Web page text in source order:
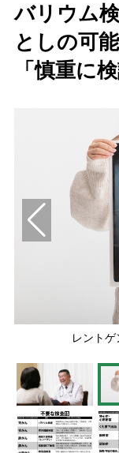
バリウム
としの可
「慎重に
レント